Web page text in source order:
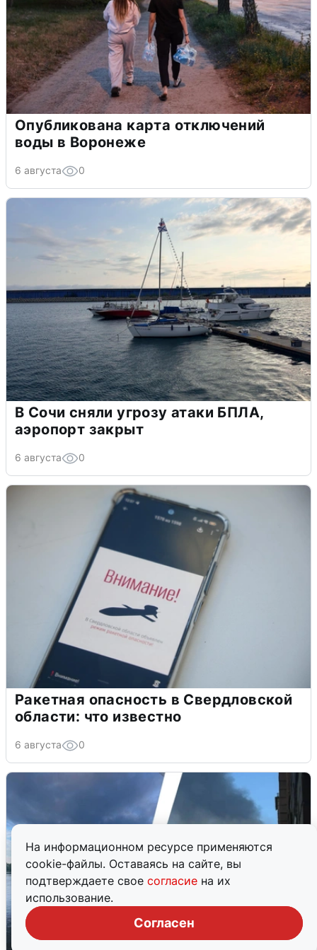
На информационном ресурсе применяются
cookie-файлы. Оставаясь на сайте, вы
подтверждаете свое согласие на их
использование.
Согласен
Опубликована карта отключений
воды в Воронеже
6 августа 0
В Сочи сняли угрозу атаки БПЛА,
аэропорт закрыт
6 августа 0
Ракетная опасность в Свердловской
области: что известно
6 августа 0